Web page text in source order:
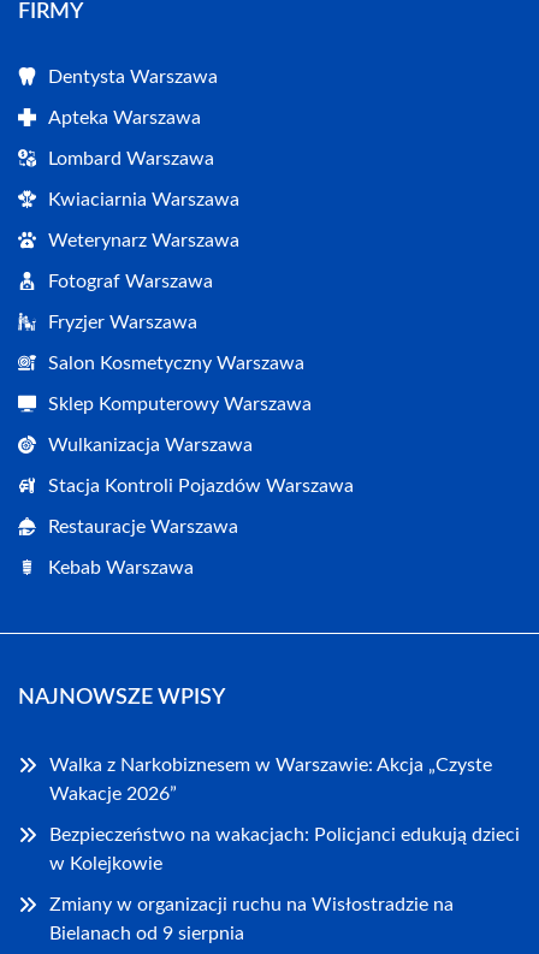
FIRMY
Dentysta Warszawa
Apteka Warszawa
Lombard Warszawa
Kwiaciarnia Warszawa
Weterynarz Warszawa
Fotograf Warszawa
Fryzjer Warszawa
Salon Kosmetyczny Warszawa
Sklep Komputerowy Warszawa
Wulkanizacja Warszawa
Stacja Kontroli Pojazdów Warszawa
Restauracje Warszawa
Kebab Warszawa
NAJNOWSZE WPISY
Walka z Narkobiznesem w Warszawie: Akcja „Czyste
Wakacje 2026”
Bezpieczeństwo na wakacjach: Policjanci edukują dzieci
w Kolejkowie
Zmiany w organizacji ruchu na Wisłostradzie na
Bielanach od 9 sierpnia